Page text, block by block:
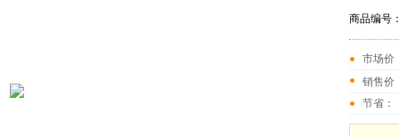
商品编号
市场价
销售价
节省：